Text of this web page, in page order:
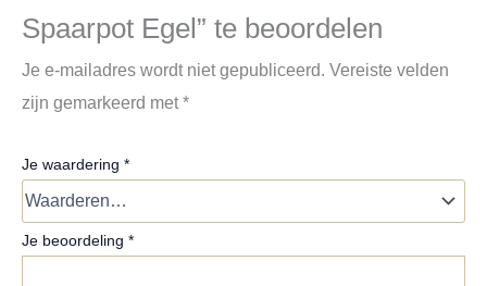
Spaarpot Egel” te beoordelen
Je e-mailadres wordt niet gepubliceerd. Vereiste velden
zijn gemarkeerd met*
Je waardering *
Je beoordeling *